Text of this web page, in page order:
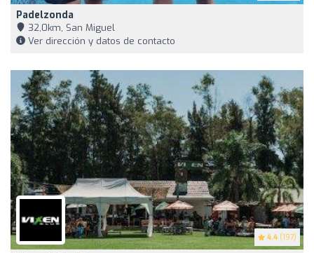
Padelzonda
32,0km, San Miguel
Ver dirección y datos de contacto
4.4 (197)